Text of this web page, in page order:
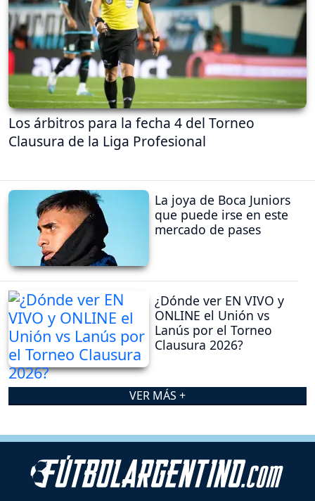
Los árbitros para la fecha 4 del Torneo
Clausura de la Liga Profesional
La joya de Boca Juniors
que puede irse en este
mercado de pases
¿Dónde ver EN VIVO y
ONLINE el Unión vs
Lanús por el Torneo
Clausura 2026?
VER MÁS +